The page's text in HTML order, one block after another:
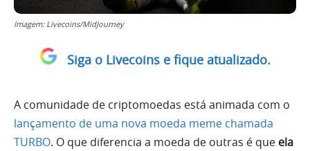
Imagem: Livecoins/MidJourney
Siga o Livecoins e fique atualizado.
A comunidade de criptomoedas está animada com o
lançamento de uma nova moeda meme chamada
TURBO. O que diferencia a moeda de outras é que ela